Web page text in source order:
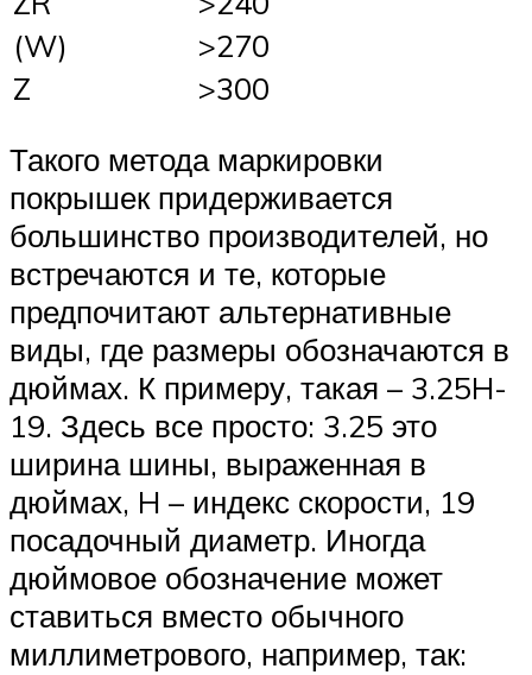
(W)
>270
Z
>300
Такого метода маркировки
покрышек придерживается
большинство производителей, но
встречаются и те, которые
предпочитают альтернативные
виды, где размеры обозначаются в
дюймах. К примеру, такая – 3.25H-
19. Здесь все просто: 3.25 это
ширина шины, выраженная в
дюймах, H – индекс скорости, 19
посадочный диаметр. Иногда
дюймовое обозначение может
ставиться вместо обычного
миллиметрового, например, так: